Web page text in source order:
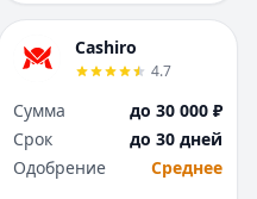
Cashiro
4.7
Сумма
до 30 000 ₽
Срок
до 30 дней
Одобрение
Среднее